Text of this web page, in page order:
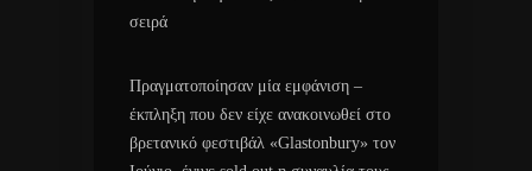
σειρά
Πραγματοποίησαν μία εμφάνιση –
έκπληξη που δεν είχε ανακοινωθεί στο
βρετανικό φεστιβάλ «Glastonbury» τον